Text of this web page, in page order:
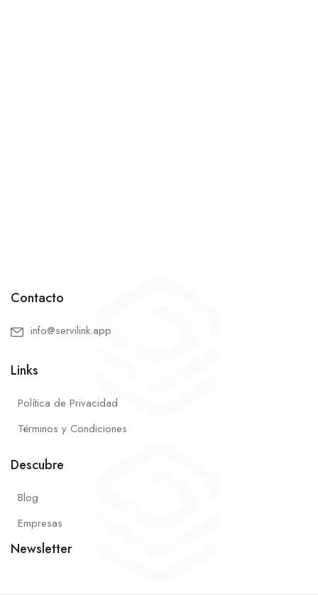
Contacto
info@servilink.app
Links
Política de Privacidad
Términos y Condiciones
Descubre
Blog
Empresas
Newsletter